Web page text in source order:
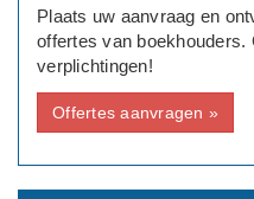
Bedrijfsinformatie: coaching/
Plaats uw aanvraag en
offertes van boekhouders.
verplichtingen!
Offertes aanvragen »